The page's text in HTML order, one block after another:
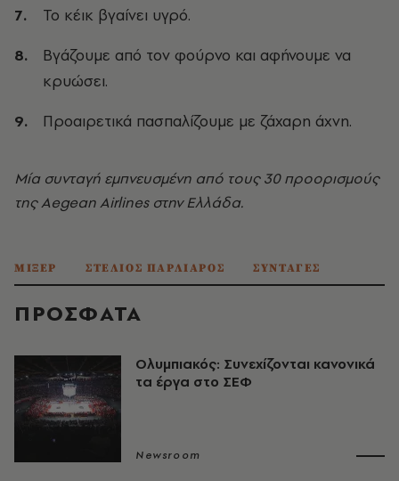
Το κέικ βγαίνει υγρό.
Βγάζουμε από τον φούρνο και αφήνουμε να
κρυώσει.
Προαιρετικά πασπαλίζουμε με ζάχαρη άχνη.
Μία συνταγή εμπνευσμένη από τους 30 προορισμούς
της Aegean Airlines στην Ελλάδα.
ΜΙΞΕΡ ΣΤΕΛΙΟΣ ΠΑΡΛΙΑΡΟΣ ΣΥΝΤΑΓΕΣ
ΠΡΟΣΦΑΤΑ
Ολυμπιακός: Συνεχίζονται κανονικά
τα έργα στο ΣΕΦ
Newsroom